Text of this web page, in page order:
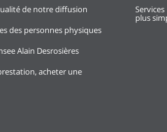
de notre diffusion
des personnes physiques
Alain Desrosières
acheter une
plus